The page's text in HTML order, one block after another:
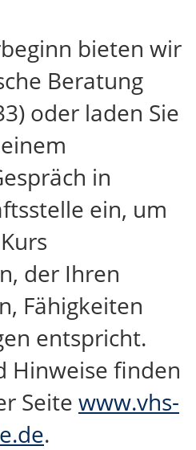
bieten wir
Beratung
oder laden Sie
in
ein, um
der Ihren
Fähigkeiten
entspricht.
Hinweise finden
Seite www.vhs-
.